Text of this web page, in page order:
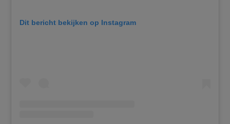
Dit bericht bekijken op Instagram